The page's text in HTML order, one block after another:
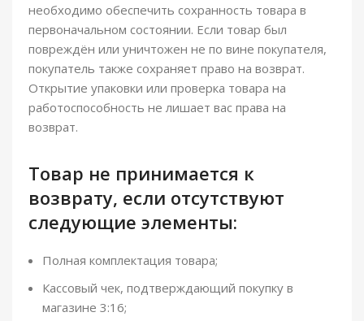
необходимо обеспечить сохранность товара в
первоначальном состоянии. Если товар был
повреждён или уничтожен не по вине покупателя,
покупатель также сохраняет право на возврат.
Открытие упаковки или проверка товара на
работоспособность не лишает вас права на
возврат.
Товар не принимается к
возврату, если отсутствуют
следующие элементы:
Полная комплектация товара;
Кассовый чек, подтверждающий покупку в
магазине 3:16;